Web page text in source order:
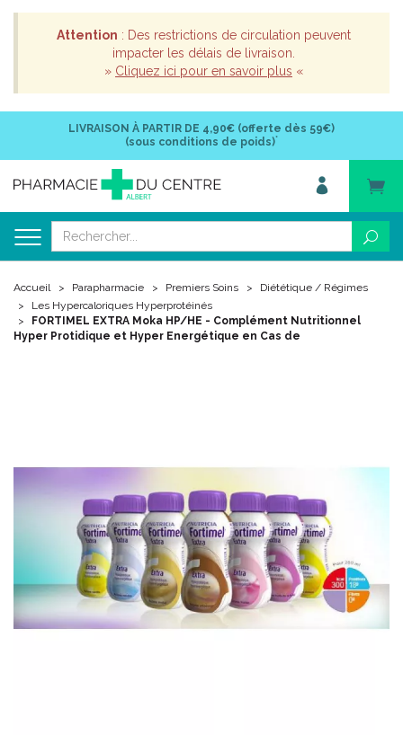
Attention : Des restrictions de circulation peuvent
impacter les délais de livraison.
» Cliquez ici pour en savoir plus «
LIVRAISON À PARTIR DE 4,90€ (offerte dès 59€)
(sous conditions de poids)*
Accueil Parapharmacie Premiers Soins
Diététique / Régimes
Les Hypercaloriques Hyperprotéinés
FORTIMEL EXTRA Moka HP/HE - Complément Nutritionnel
Hyper Protidique et Hyper Energétique en Cas de